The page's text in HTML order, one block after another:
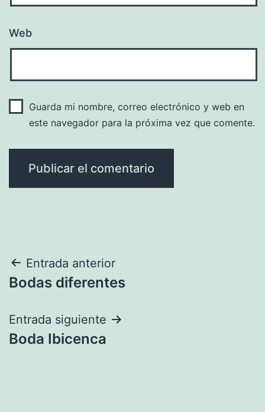
Web
Guarda mi nombre, correo electrónico y web en
este navegador para la próxima vez que comente.
Navegación
de
entradas
Entrada anterior
Bodas diferentes
Entrada siguiente
Boda Ibicenca